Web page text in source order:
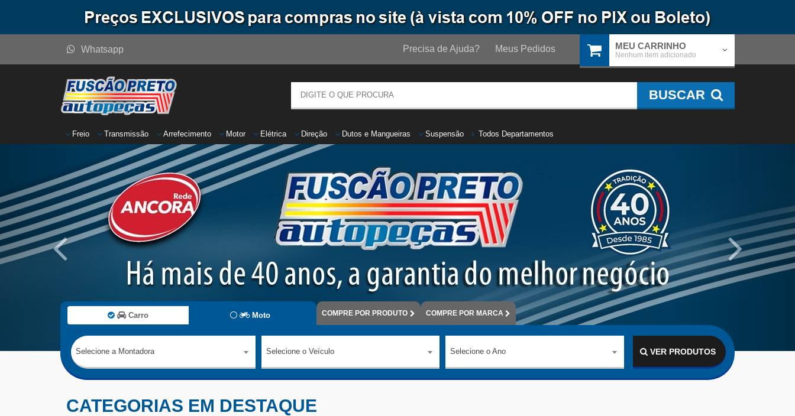
Whatsapp Precisa de Ajuda? Meus Pedidos MEU CARRINHO
Nenhum item adicionado
BUSCAR
Freio Transmissão Arrefecimento Motor Elétrica Direção Dutos e Mangueiras Suspensão Todos Departamentos
Carro Moto COMPREPOR PRODUTO COMPRE POR MARCA
Selecione a Montadora Selecione o Veículo Selecione o Ano VER PRODUTOS
CATEGORIAS EM DESTAQUE